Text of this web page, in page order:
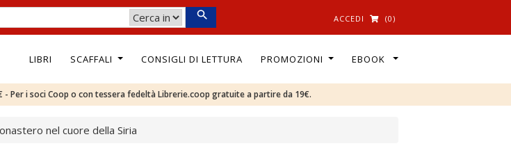
ACCEDI (0)
LIBRI SCAFFALI CONSIGLI DI LETTURA PROMOZIONI EBOOK
Per i soci Coop o con tessera fedeltà Librerie.coop gratuite a partire da 19€.
nel cuore della Siria